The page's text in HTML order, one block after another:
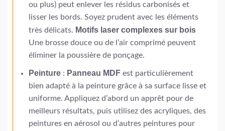
ou plus) peut enlever les résidus carbonisés et
lisser les bords. Soyez prudent avec les éléments
très délicats. Motifs laser complexes sur bois
Une brosse douce ou de l’air comprimé peuvent
éliminer la poussière de ponçage.
Peinture: Panneau MDFest particulièrement
bien adapté à la peinture grâce à sa surface lisse et
uniforme. Appliquez d’abord un apprêt pour de
meilleurs résultats, puis utilisez des acryliques, des
peintures en aérosol ou d’autres peintures pour